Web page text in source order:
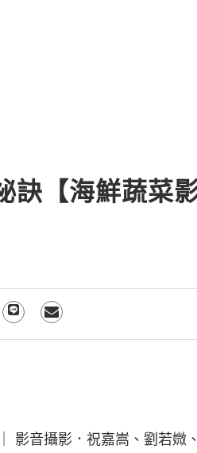
訣【海鮮蔬菜
影音攝影．祝嘉嵩、劉若媺